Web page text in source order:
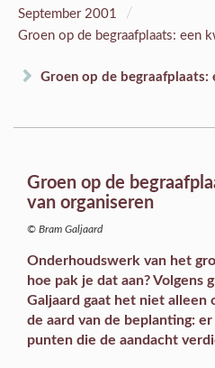
September 2001 /
Groen op de begraafplaats: een
Groen op de begraafplaats:
Groen op de
van organiseren
© Bram Galjaard
Onderhoudswerk van het
hoe pak je dat aan? Volgens
Galjaard gaat het niet alleen
de aard van de beplanting:
punten die de aandacht